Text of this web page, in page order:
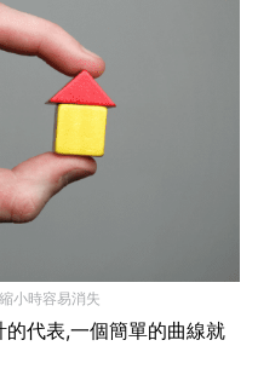
小時容易消失
代表,一個簡單的曲線就